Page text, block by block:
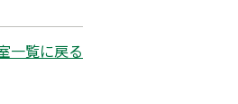
一覧に戻る